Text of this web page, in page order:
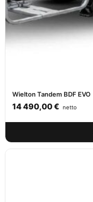
Wielton Tandem BDF EVO
14 490,00€ netto